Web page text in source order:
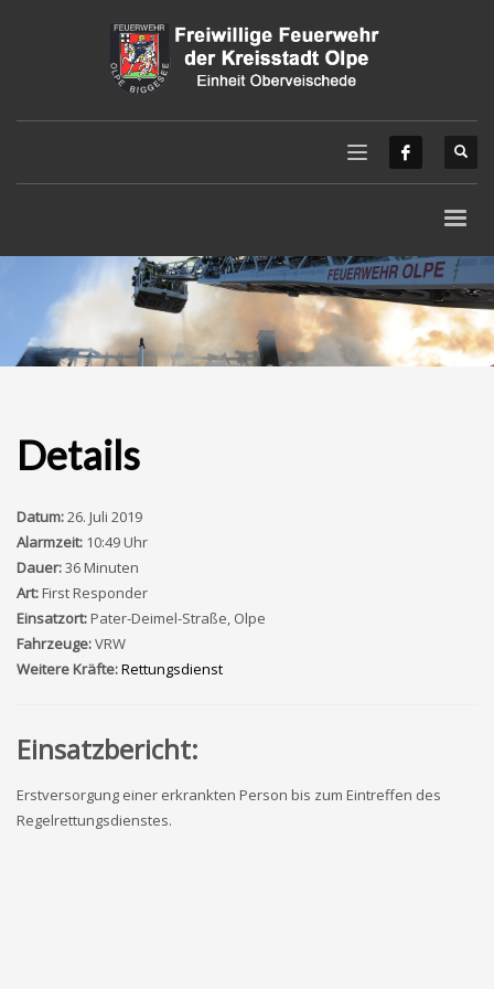
Details
Datum:26. Juli 2019
Alarmzeit: 10:49 Uhr
Dauer:36 Minuten
Art:First Responder
Einsatzort:Pater-Deimel-Straße, Olpe
Fahrzeuge:VRW
Weitere Kräfte:Rettungsdienst
Einsatzbericht:
Erstversorgung einer erkrankten Person bis zum Eintreffen des
Regelrettungsdienstes.